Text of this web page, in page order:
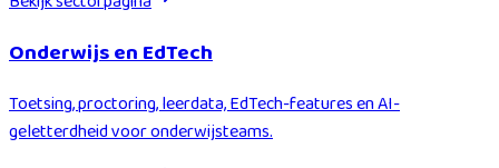
Onderwijs en EdTech
Toetsing, proctoring, leerdata, EdTech-features en AI-
geletterdheid voor onderwijsteams.